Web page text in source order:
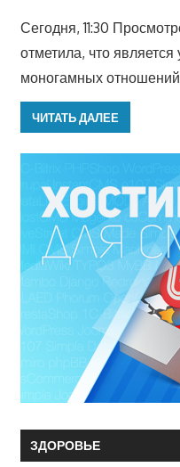
Сегодня, 11:30
отметила, что
моногамных
ЧИТАТЬ ДАЛЕЕ
ЗДОРОВЬЕ